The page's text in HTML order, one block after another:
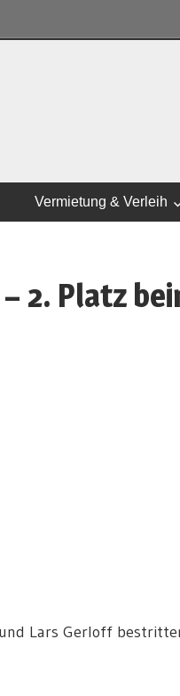
Vermietung & Verleih
2. Platz
Lars Gerloff